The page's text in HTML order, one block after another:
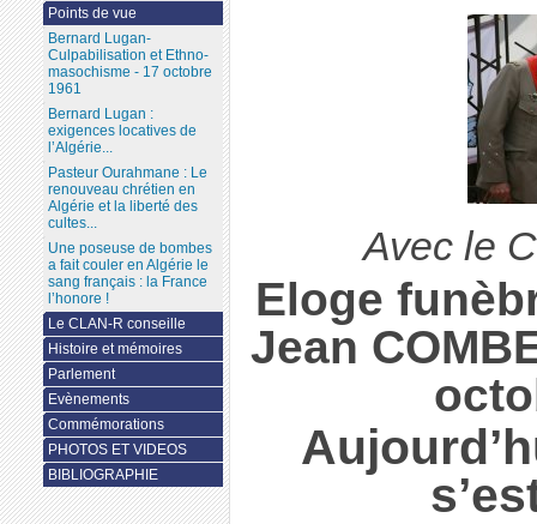
Avec le
Eloge
Jean
Points de vue
Bernard Lugan-
Culpabilisation et Ethno-
masochisme - 17 octobre
1961
Bernard Lugan :
exigences locatives de
l’Algérie...
Pasteur Ourahmane : Le
renouveau chrétien en
Algérie et la liberté des
cultes...
Une poseuse de bombes
a fait couler en Algérie le
sang français : la France
l’honore !
Le CLAN-R conseille
Histoire et mémoires
Parlement
Evènements
Commémorations
PHOTOS ET VIDEOS
BIBLIOGRAPHIE